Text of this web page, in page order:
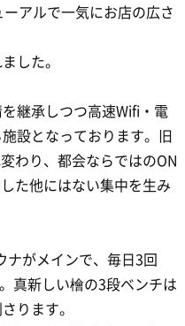
アルで一気にお店の広さ
した。
継承しつつ高速Wifi・電
設となっております。旧
わり、都会ならではのON
た他にはない集中を生み
がメインで、毎日3回
真新しい檜の3段ベンチは
ります。